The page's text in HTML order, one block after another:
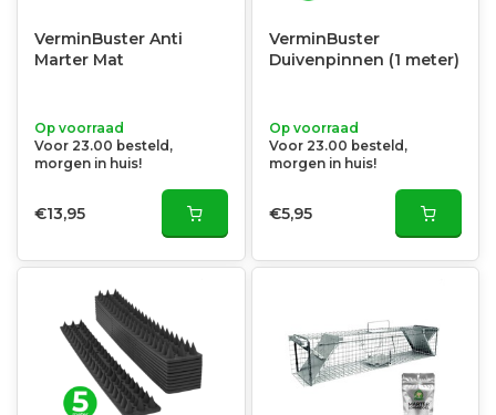
VerminBuster Anti
Marter Mat
Op voorraad
Voor 23.00 besteld,
morgen in huis!
€13,95
VerminBuster
Duivenpinnen (1 meter)
Op voorraad
Voor 23.00 besteld,
morgen in huis!
€5,95